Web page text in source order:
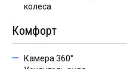
колеса
Комфорт
Камера 360°